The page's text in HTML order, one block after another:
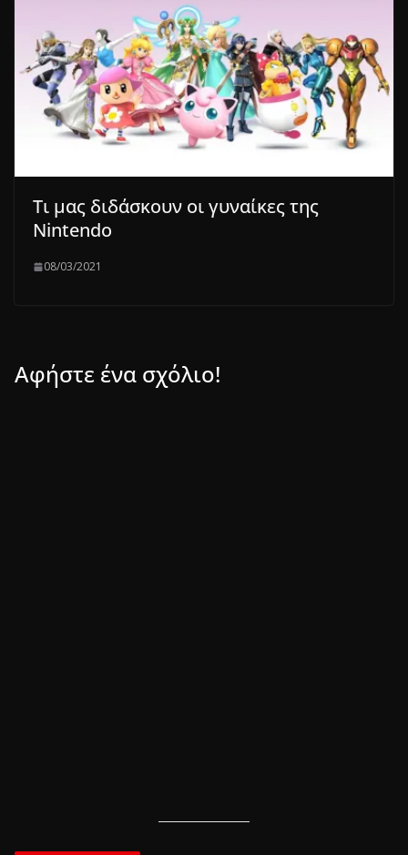
Τι μας διδάσκουν οι γυναίκες της
Nintendo
08/03/2021
Αφήστε ένα σχόλιο!